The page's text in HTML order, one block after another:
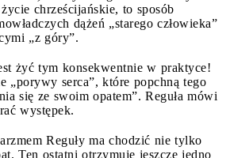
chrześcijańskie, to sposób
dążeń „starego człowieka”
„z góry”.
żyć tym konsekwentnie w praktyce!
„porywy serca”, które popchną tego
się ze swoim opatem”. Reguła mówi
występek.
Reguły ma chodzić nie tylko
Ten ostatni otrzymuje jeszcze jedno